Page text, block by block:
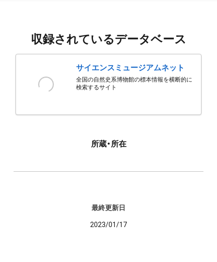
収録されているデータベース
サイエンスミュージアムネット
全国の自然史系博物館の標本情報を横断的に
検索するサイト
所蔵・所在
最終更新日
2023/01/17